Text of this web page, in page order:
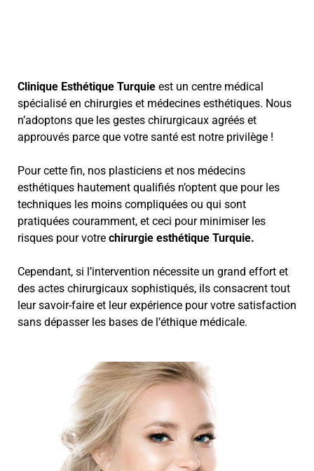
Clinique Esthétique Turquie est un centre médical
spécialisé en chirurgies et médecines esthétiques. Nous
n’adoptons que les gestes chirurgicaux agréés et
approuvés parce que votre santé est notre privilège !
Pour cette fin, nos plasticiens et nos médecins
esthétiques hautement qualifiés n’optent que pour les
techniques les moins compliquées ou qui sont
pratiquées couramment, et ceci pour minimiser les
risques pour votre chirurgie esthétique Turquie.
Cependant, si l’intervention nécessite un grand effort et
des actes chirurgicaux sophistiqués, ils consacrent tout
leur savoir-faire et leur expérience pour votre satisfaction
sans dépasser les bases de l’éthique médicale.